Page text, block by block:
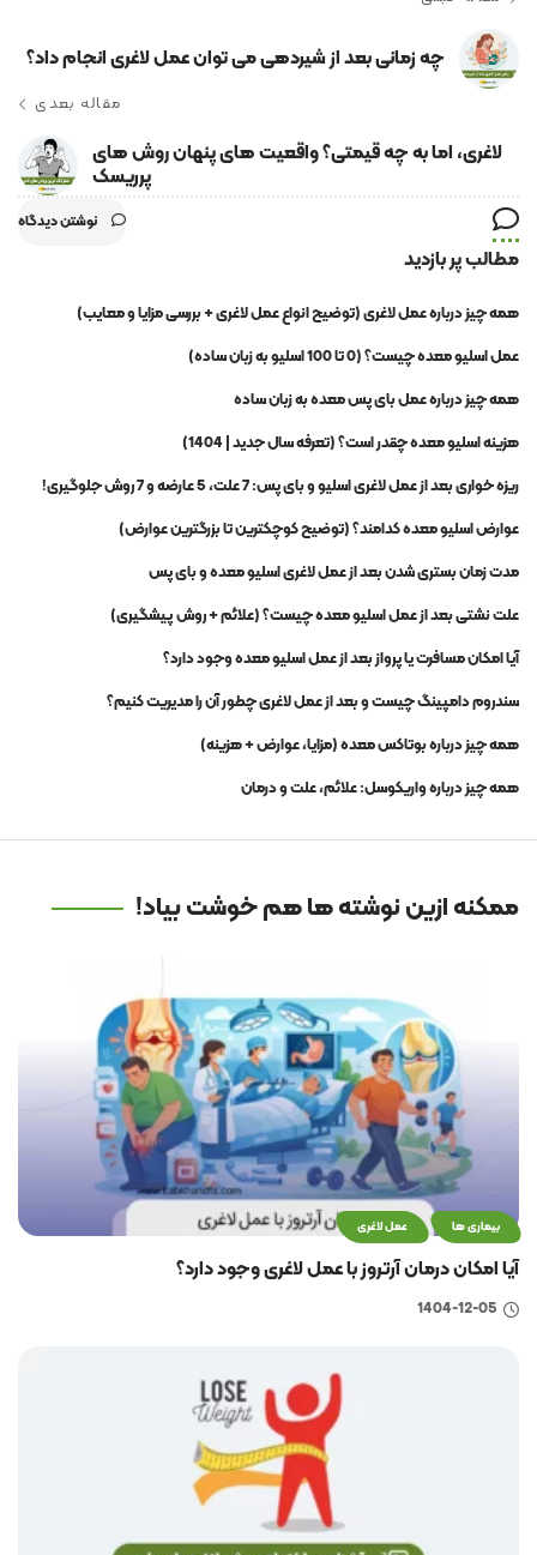
چه زمانی بعد از شیردهی می توان عمل لاغری انجام داد؟
مقاله بعدی
لاغری، اما به چه قیمتی؟ واقعیت های پنهان روش های
پرریسک
نوشتن دیدگاه
مطالب پر بازدید
همه چیز درباره عمل لاغری (توضیح انواع عمل لاغری + بررسی مزایا و معایب)
عمل اسلیو معده چیست؟ (0 تا 100 اسلیو به زبان ساده)
همه چیز درباره عمل بای پس معده به زبان ساده
هزینه اسلیو معده چقدر است؟ (تعرفه سال جدید | 1404)
ریزه خواری بعد از عمل لاغری اسلیو و بای پس: 7 علت، 5 عارضه و 7 روش جلوگیری!
عوارض اسلیو معده کدامند؟ (توضیح کوچکترین تا بزرگترین عوارض)
مدت زمان بستری شدن بعد از عمل لاغری اسلیو معده و بای پس
علت نشتی بعد از عمل اسلیو معده چیست؟ (علائم + روش پیشگیری)
آیا امکان مسافرت یا پرواز بعد از عمل اسلیو معده وجود دارد؟
سندروم دامپینگ چیست و بعد از عمل لاغری چطور آن را مدیریت کنیم؟
همه چیز درباره بوتاکس معده (مزایا، عوارض + هزینه)
همه چیز درباره واریکوسل: علائم، علت و درمان
ممکنه ازین نوشته ها هم خوشت بیاد!
بیماری ها عمل لاغری
آیا امکان درمان آرتروز با عمل لاغری وجود دارد؟
1404-12-05